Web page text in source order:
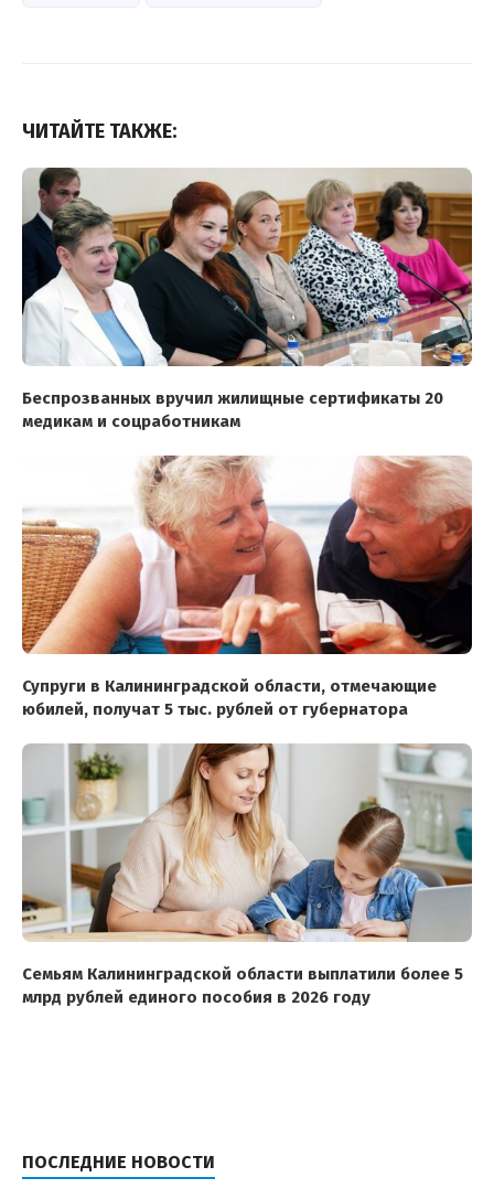
ЧИТАЙТЕ ТАКЖЕ:
Беспрозванных вручил жилищные сертификаты 20
медикам и соцработникам
Супруги в Калининградской области, отмечающие
юбилей, получат 5 тыс. рублей от губернатора
Семьям Калининградской области выплатили более 5
млрд рублей единого пособия в 2026 году
ПОСЛЕДНИЕ НОВОСТИ